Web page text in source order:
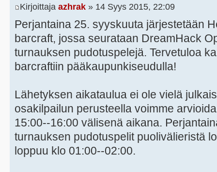
Kirjoittaja azhrak » 14 Syys 2015, 22:09
Perjantaina 25. syyskuuta järjestetään
barcraft, jossa seurataan DreamHack
turnauksen pudotuspelejä. Tervetuloa
barcraftiin pääkaupunkiseudulla!
Lähetyksen aikataulua ei ole vielä
osakilpailun perusteella voimme
15:00--16:00 välisenä aikana.
turnauksen pudotuspelit puolivälieristä
loppuu klo 01:00--02:00.